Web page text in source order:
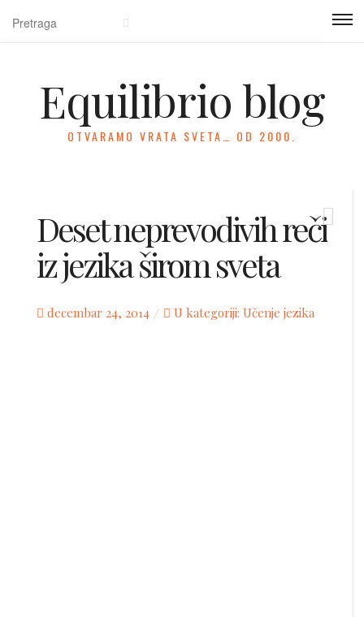
Equilibrio blog
OTVARAMO VRATA SVETA… OD 2000.
Deset neprevodivih reči
iz jezika širom sveta
Posted
decembar 24, 2014 U kategoriji: Učenje jezika